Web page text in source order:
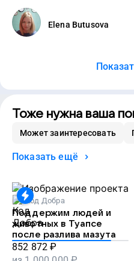
Elena Butusova
Тоже нужна ваша
Может заинтересовать
Показать ещё
Код Добра
Поддержим людей и
животных в Туапсе
после разлива мазута
852 872 ₽